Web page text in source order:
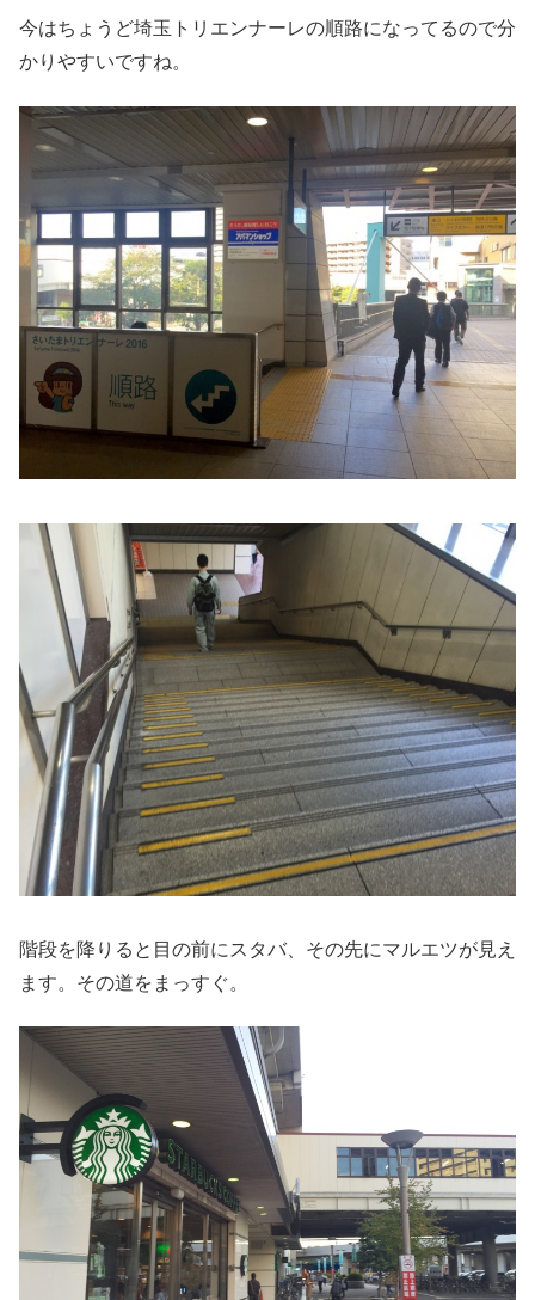
今はちょうど埼玉トリエンナーレの順路になってるので分
かりやすいですね。
階段を降りると目の前にスタバ、その先にマルエツが見え
ます。その道をまっすぐ。